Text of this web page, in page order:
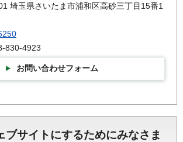
埼玉県さいたま市浦和区高砂三丁目15番1
830-4923
お問い合わせフォーム
ブサイトにするためにみなさま